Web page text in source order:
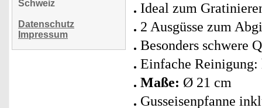
Schweiz
Datenschutz
Impressum
Ideal zum
2 Ausgüsse zum
Besonders schwere
Einfache Reinigung:
Maße: Ø 21 cm
Gusseisenpfanne